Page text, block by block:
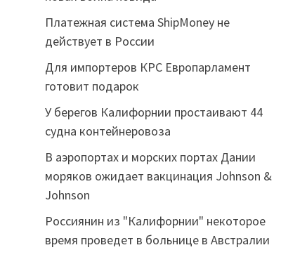
Платежная система ShipMoney не
действует в России
Для импортеров КРС Европарламент
готовит подарок
У берегов Калифорнии простаивают 44
судна контейнеровоза
В аэропортах и морских портах Дании
моряков ожидает вакцинация Johnson &
Johnson
Россиянин из "Калифорнии" некоторое
время проведет в больнице в Австралии